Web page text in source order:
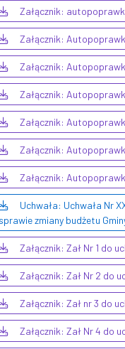
Załącznik:
Załącznik:
Załącznik:
Załącznik:
Załącznik:
Załącznik:
Załącznik:
Uchwała: Uchwała Nr
sprawie zmiany budżetu
Załącznik: Zał Nr 1 do
Załącznik: Zał Nr 2 do
Załącznik: Zał nr 3 do
Załącznik: Zał Nr 4 do